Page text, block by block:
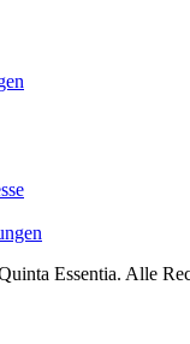
Essentia. Alle